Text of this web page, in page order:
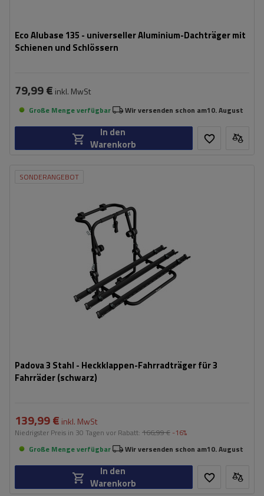
Eco Alubase 135 - universeller Aluminium-Dachträger mit
Schienen und Schlössern
79,99 € inkl. MwSt
Große Menge verfügbar Wir versenden schon am10. August
In den
Warenkorb
SONDERANGEBOT
Padova 3 Stahl - Heckklappen-Fahrradträger für 3
Fahrräder (schwarz)
universelles Montagesystem
kompatibel mit allen Karosseriearten
139,99 € inkl. MwSt
Niedrigster Preis in 30 Tagen vor Rabatt: 166,99 € -16%
Große Menge verfügbar
Wir versenden schon am10. August
In den
Warenkorb